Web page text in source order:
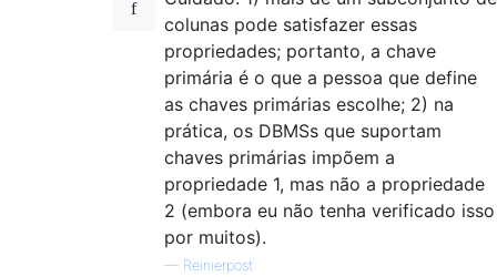
colunas pode satisfazer essas
propriedades; portanto, a chave
primária é o que a pessoa que define
as chaves primárias escolhe; 2) na
prática, os DBMSs que suportam
chaves primárias impõem a
propriedade 1, mas não a propriedade
2 (embora eu não tenha verificado isso
por muitos).
— Reinierpost